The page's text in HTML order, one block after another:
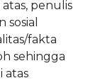
penulis
fakta
sehingga
atas